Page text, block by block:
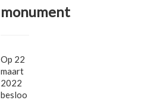
monument
Op 22
maart
2022
besloo